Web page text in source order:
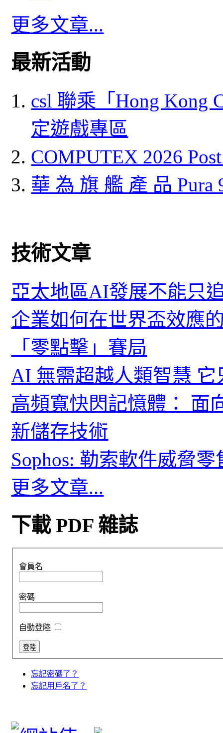
更多文章...
最新活動
csl 聯乘「Hong Kong
定遊戲專區
COMPUTEX 2026
華 為 旗 艦 產 品 Pura
技術文章
亞太地區AI發展不能只
企業如何在世界盃效應
「零點擊」賽局
AI 無需超越人類智慧
高頻寬快閃記憶體： 面
新儲存技術
Sophos: 勒索軟件威脅
更多文章...
下載 PDF 雜誌
會員名
密碼
自動登陸
忘記密碼了？
忘記用戶名了？